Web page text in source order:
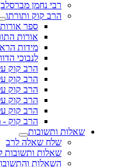
רבי נחמן מברסלב
הרב קוק ותורתו
ספר אורות
אורות
מידות
לנבוכי
הרב קוק
הרב קוק
הרב קוק
הרב קוק
הרב קוק
הרב קוק -
שאלות ותשובות
שלח שאלה לרב
שאלות ותשובות
השאלות